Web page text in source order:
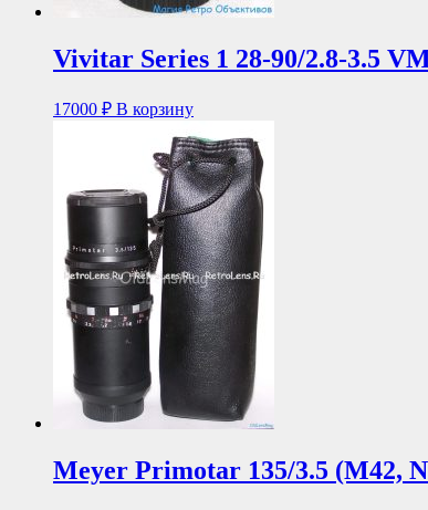
Vivitar Series 1 28-90/2.8-3.5
17000 ₽ В корзину
Meyer Primotar 135/3.5 (М42,